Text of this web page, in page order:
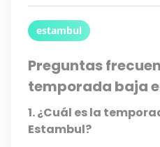
estambul
Preguntas
temporada baja
1. ¿Cuál es la
Estambul?